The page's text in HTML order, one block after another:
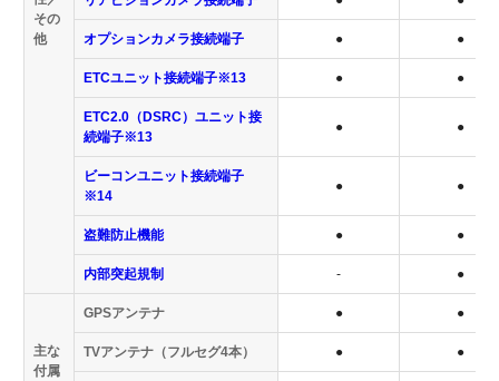
その
他
オプションカメラ接続端子 ● ●
ETCユニット接続端子※13 ● ●
ETC2.0（DSRC）ユニット接
続端子※13
● ●
ビーコンユニット接続端子
※14
● ●
盗難防止機能 ● ●
内部突起規制 - ●
主な
付属
GPSアンテナ ● ●
TVアンテナ（フルセグ4本） ● ●